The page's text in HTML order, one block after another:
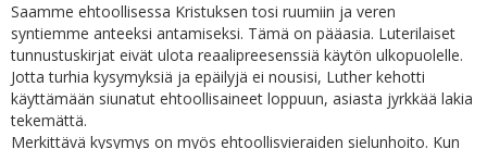
Saamme ehtoollisessa Kristuksen tosi ruumiin ja veren
syntiemme anteeksi antamiseksi. Tämä on pääasia. Luterilaiset
tunnustuskirjat eivät ulota reaalipreesenssiä käytön ulkopuolelle.
Jotta turhia kysymyksiä ja epäilyjä ei nousisi, Luther kehotti
käyttämään siunatut ehtoollisaineet loppuun, asiasta jyrkkää lakia
tekemättä.
Merkittävä kysymys on myös ehtoollisvieraiden sielunhoito. Kun